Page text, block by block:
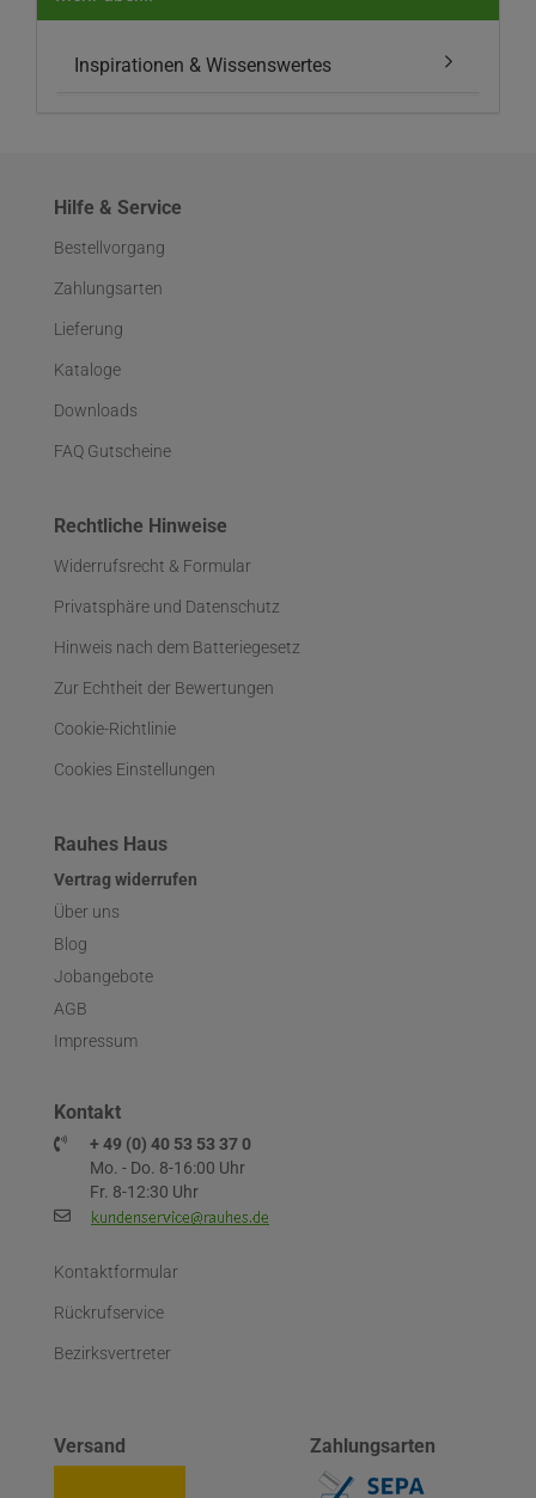
Inspirationen & Wissenswertes
Hilfe & Service
Bestellvorgang
Zahlungsarten
Lieferung
Kataloge
Downloads
FAQ Gutscheine
Rechtliche Hinweise
Widerrufsrecht & Formular
Privatsphäre und Datenschutz
Hinweis nach dem Batteriegesetz
Zur Echtheit der Bewertungen
Cookie-Richtlinie
Cookies Einstellungen
Rauhes Haus
Vertrag widerrufen
Über uns
Blog
Jobangebote
AGB
Impressum
Kontakt
+ 49 (0) 40 53 53 37 0
Mo. - Do. 8-16:00 Uhr
Fr. 8-12:30 Uhr
Kontaktformular
Rückrufservice
Bezirksvertreter
Versand Zahlungsarten